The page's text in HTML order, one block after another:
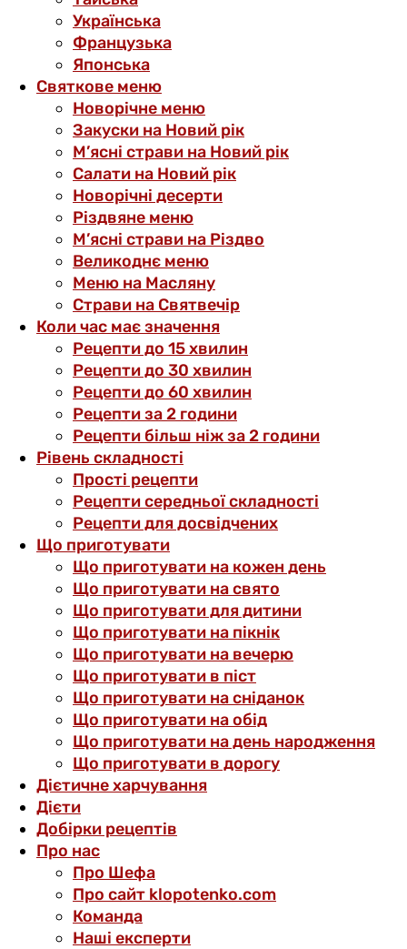
Українська
Французька
Японська
Святкове меню
Новорічне меню
Закуски на Новий рік
М’ясні страви на Новий рік
Салати на Новий рік
Новорічні десерти
Різдвяне меню
М’ясні страви на Різдво
Великоднє меню
Меню на Масляну
Страви на Святвечір
Коли час має значення
Рецепти до 15 хвилин
Рецепти до 30 хвилин
Рецепти до 60 хвилин
Рецепти за 2 години
Рецепти більш ніж за 2 години
Рівень складності
Прості рецепти
Рецепти середньої складності
Рецепти для досвідчених
Що приготувати
Що приготувати на кожен день
Що приготувати на свято
Що приготувати для дитини
Що приготувати на пікнік
Що приготувати на вечерю
Що приготувати в піст
Що приготувати на сніданок
Що приготувати на обід
Що приготувати на день народження
Що приготувати в дорогу
Дієтичне харчування
Дієти
Добірки рецептів
Про нас
Про Шефа
Про сайт klopotenko.com
Команда
Наші експерти